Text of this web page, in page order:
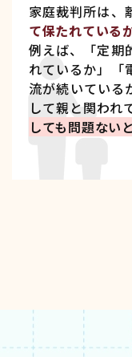
家庭裁判所は、
て保たれている
例えば、「定期
れているか」「
流が続いている
して親と関われ
しても問題ない